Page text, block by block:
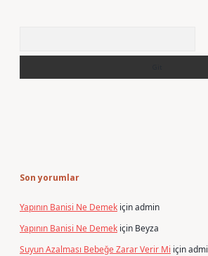
Son yorumlar
Yapının Banisi Ne Demek içinadmin
Yapının Banisi Ne Demek için Beyza
Suyun Azalması Bebeğe Zarar Verir Mi için